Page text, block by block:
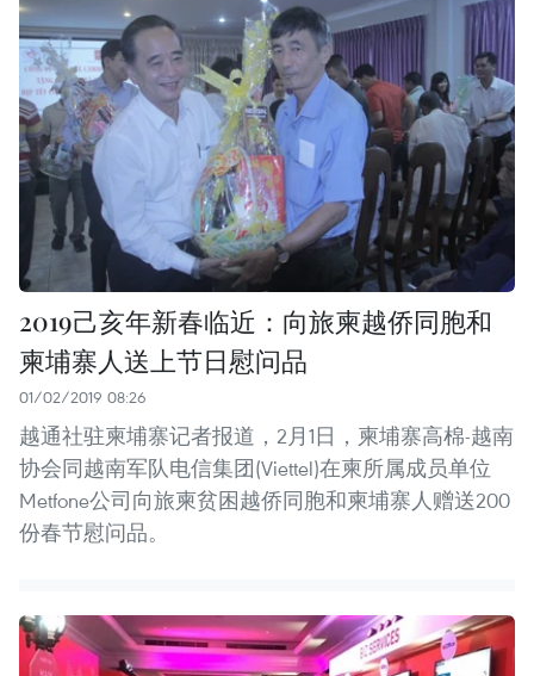
2019己亥年新春临近：向旅柬越侨同胞和
柬埔寨人送上节日慰问品
01/02/2019 08:26
越通社驻柬埔寨记者报道，2月1日，柬埔寨高棉-越南
协会同越南军队电信集团(Viettel)在柬所属成员单位
Metfone公司向旅柬贫困越侨同胞和柬埔寨人赠送200
份春节慰问品。